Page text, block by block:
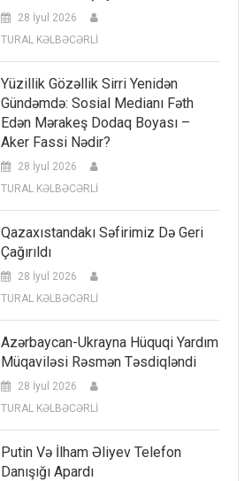
28 İyul 2026
TURAL KƏLBƏCƏRLİ
Yüzillik Gözəllik Sirri Yenidən
Gündəmdə: Sosial Medianı Fəth
Edən Mərakeş Dodaq Boyası –
Aker Fassi Nədir?
28 İyul 2026
TURAL KƏLBƏCƏRLİ
Qazaxıstandakı Səfirimiz Də Geri
Çağırıldı
28 İyul 2026
TURAL KƏLBƏCƏRLİ
Azərbaycan-Ukrayna Hüquqi Yardım
Müqaviləsi Rəsmən Təsdiqləndi
28 İyul 2026
TURAL KƏLBƏCƏRLİ
Putin Və İlham Əliyev Telefon
Danışığı Apardı